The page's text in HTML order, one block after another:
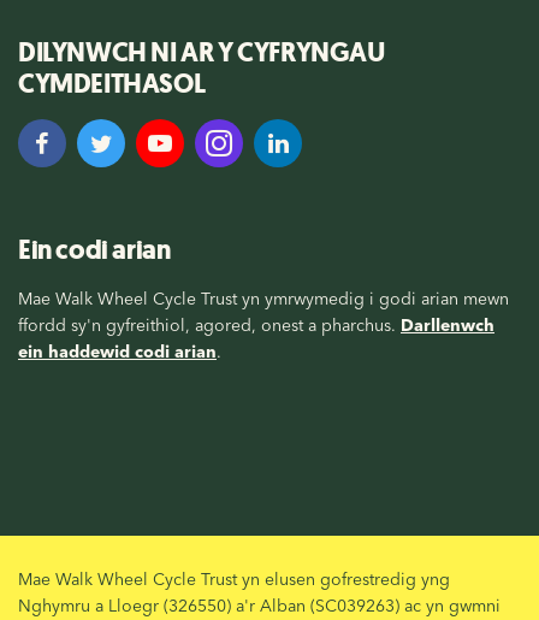
DILYNWCH NI AR Y CYFRYNGAU
CYMDEITHASOL
Ein codi arian
Mae Walk Wheel Cycle Trust yn ymrwymedig i godi arian mewn
ffordd sy'n gyfreithiol, agored, onest a pharchus. Darllenwch
ein haddewid codi arian.
Mae Walk Wheel Cycle Trust yn elusen gofrestredig yng
Nghymru a Lloegr (326550) a'r Alban (SC039263) ac yn gwmni